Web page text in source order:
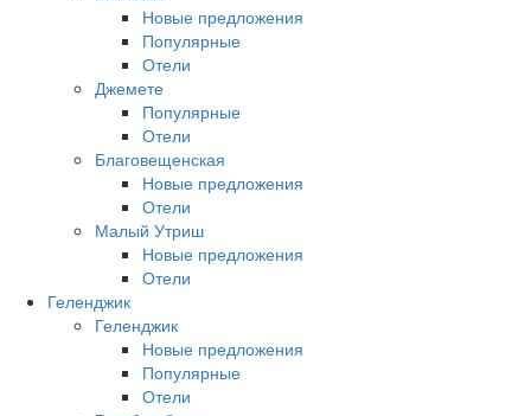
Новые предложения
Популярные
Отели
Джемете
Популярные
Отели
Благовещенская
Новые предложения
Отели
Малый Утриш
Новые предложения
Отели
Геленджик
Геленджик
Новые предложения
Популярные
Отели